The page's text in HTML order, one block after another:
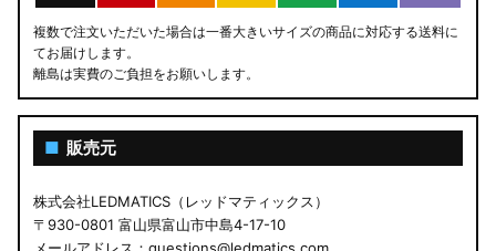
複数で注文いただいた場合は一番大きいサイズの商品に対応する送料に
てお届けします。
離島は実費のご負担をお願いします。
■ 販売元
株式会社LEDMATICS（レッドマティックス）
〒930-0801 富山県富山市中島4-17-10